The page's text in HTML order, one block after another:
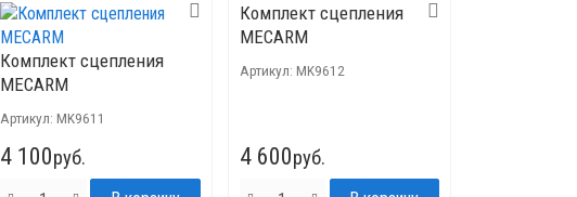
Комплект сцепления
MECARM
Артикул:MK9611
4 100руб.
Комплект сцепления
MECARM
Артикул: MK9612
4 600руб.